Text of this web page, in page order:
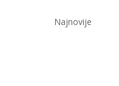
Najnovije